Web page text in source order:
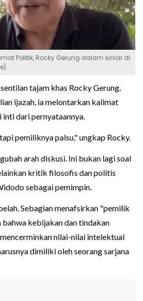
Politik, Rocky Gerung dalam siniar di
tajam khas Rocky Gerung.
ijazah, ia melontarkan kalimat
dari pernyataannya.
pemiliknya palsu," ungkap Rocky.
arah diskusi. Ini bukan lagi soal
kritik filosofis dan politis
sebagai pemimpin.
Sebagian menafsirkan "pemilik
bahwa kebijakan dan tindakan
nilai-nilai intelektual
dimiliki oleh seorang sarjana